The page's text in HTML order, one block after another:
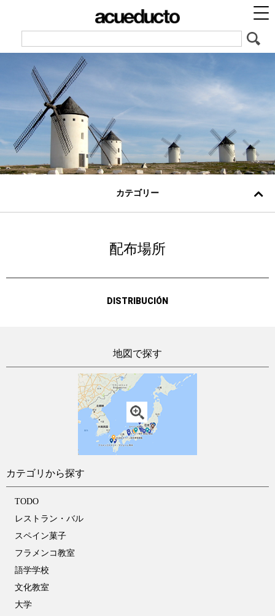
カテゴリー
配布場所
DISTRIBUCIÓN
地図で探す
カテゴリから探す
TODO
レストラン・バル
スペイン菓子
フラメンコ教室
語学学校
文化教室
大学